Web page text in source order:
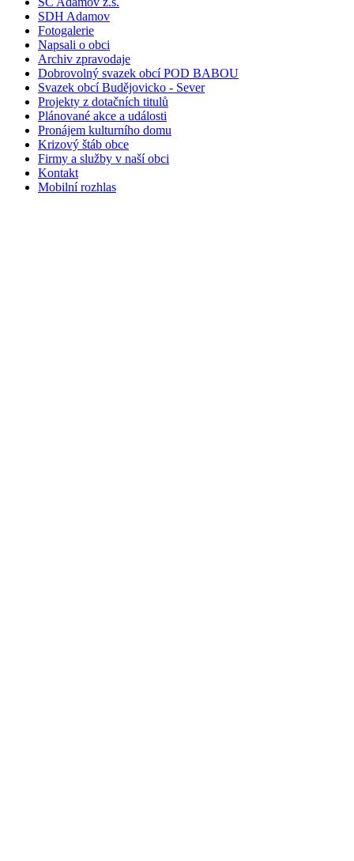
SDH Adamov
Fotogalerie
Napsali o obci
Archiv zpravodaje
Dobrovolný svazek obcí POD BABOU
Svazek obcí Budějovicko - Sever
Projekty z dotačních titulů
Plánované akce a události
Pronájem kulturního domu
Krizový štáb obce
Firmy a služby v naší obci
Kontakt
Mobilní rozhlas